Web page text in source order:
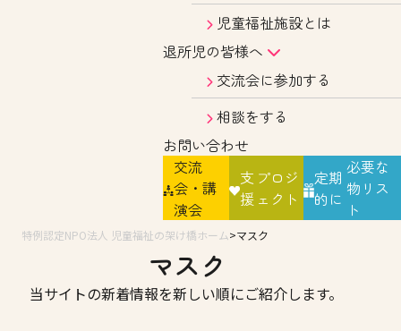
児童福祉施設とは
退所児の皆様へ
交流会に参加する
相談をする
お問い合わせ
交流
会・講
演会
支
援
プロジ
ェクト
定期
的に
必要な
物リス
ト
特例認定NPO法人 児童福祉の架け橋ホーム マスク
マスク
当サイトの新着情報を新しい順にご紹介します。